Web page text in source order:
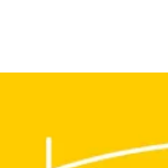
今日の番
TBS